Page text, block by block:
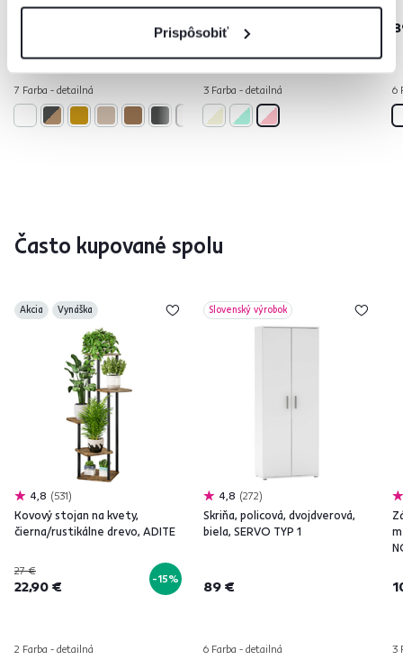
Prispôsobiť
7 Farba - detailná
49 €
39 €
3 Farba - detailná 6
Často kupované spolu
Akcia Vynáška
4,8 531
Kovový stojan na kvety,
čierna/rustikálne drevo, ADITE
27 €
22,90 € -15%
2 Farba - detailná
Slovenský výrobok
4,8 272
Skriňa, policová, dvojdverová,
biela, SERVO TYP 1
89 €
6 Farba - detailná 3